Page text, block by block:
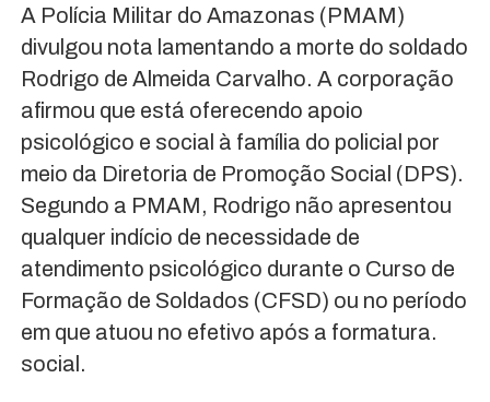
A Polícia Militar do Amazonas (PMAM)
divulgou nota lamentando a morte do soldado
Rodrigo de Almeida Carvalho. A corporação
afirmou que está oferecendo apoio
psicológico e social à família do policial por
meio da Diretoria de Promoção Social (DPS).
Segundo a PMAM, Rodrigo não apresentou
qualquer indício de necessidade de
atendimento psicológico durante o Curso de
Formação de Soldados (CFSD) ou no período
em que atuou no efetivo após a formatura.
social.